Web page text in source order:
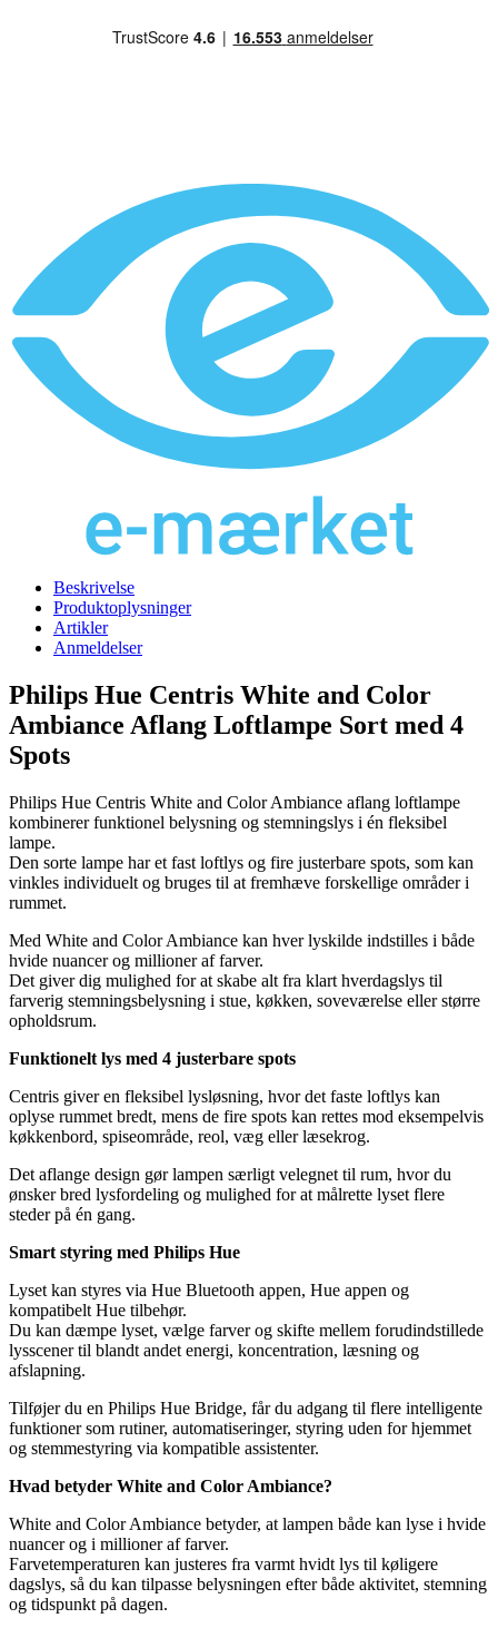
Beskrivelse
Produktoplysninger
Artikler
Anmeldelser
Philips Hue Centris White and Color
Ambiance Aflang Loftlampe Sort med 4
Spots
Philips Hue Centris White and Color Ambiance aflang loftlampe
kombinerer funktionel belysning og stemningslys i én fleksibel
lampe.
Den sorte lampe har et fast loftlys og fire justerbare spots, som kan
vinkles individuelt og bruges til at fremhæve forskellige områder i
rummet.
Med White and Color Ambiance kan hver lyskilde indstilles i både
hvide nuancer og millioner af farver.
Det giver dig mulighed for at skabe alt fra klart hverdagslys til
farverig stemningsbelysning i stue, køkken, soveværelse eller større
opholdsrum.
Funktionelt lys med 4 justerbare spots
Centris giver en fleksibel lysløsning, hvor det faste loftlys kan
oplyse rummet bredt, mens de fire spots kan rettes mod eksempelvis
køkkenbord, spiseområde, reol, væg eller læsekrog.
Det aflange design gør lampen særligt velegnet til rum, hvor du
ønsker bred lysfordeling og mulighed for at målrette lyset flere
steder på én gang.
Smart styring med Philips Hue
Lyset kan styres via Hue Bluetooth appen, Hue appen og
kompatibelt Hue tilbehør.
Du kan dæmpe lyset, vælge farver og skifte mellem forudindstillede
lysscener til blandt andet energi, koncentration, læsning og
afslapning.
Tilføjer du en Philips Hue Bridge, får du adgang til flere intelligente
funktioner som rutiner, automatiseringer, styring uden for hjemmet
og stemmestyring via kompatible assistenter.
Hvad betyder White and Color Ambiance?
White and Color Ambiance betyder, at lampen både kan lyse i hvide
nuancer og i millioner af farver.
Farvetemperaturen kan justeres fra varmt hvidt lys til køligere
dagslys, så du kan tilpasse belysningen efter både aktivitet, stemning
og tidspunkt på dagen.